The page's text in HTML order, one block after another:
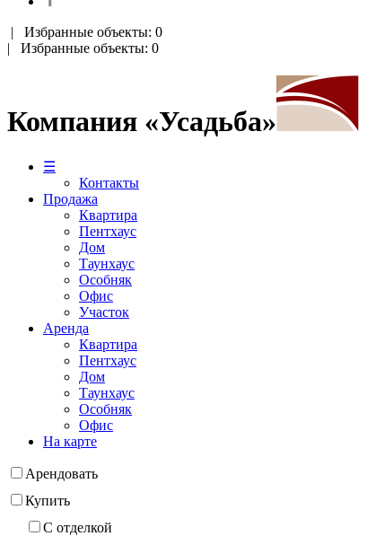
| Избранные объекты: 0
| Избранные объекты: 0
Компания «Усадьба»
☰
Контакты
Продажа
Квартира
Пентхаус
Дом
Таунхаус
Особняк
Офис
Участок
Аренда
Квартира
Пентхаус
Дом
Таунхаус
Особняк
Офис
На карте
Арендовать
Купить
С отделкой